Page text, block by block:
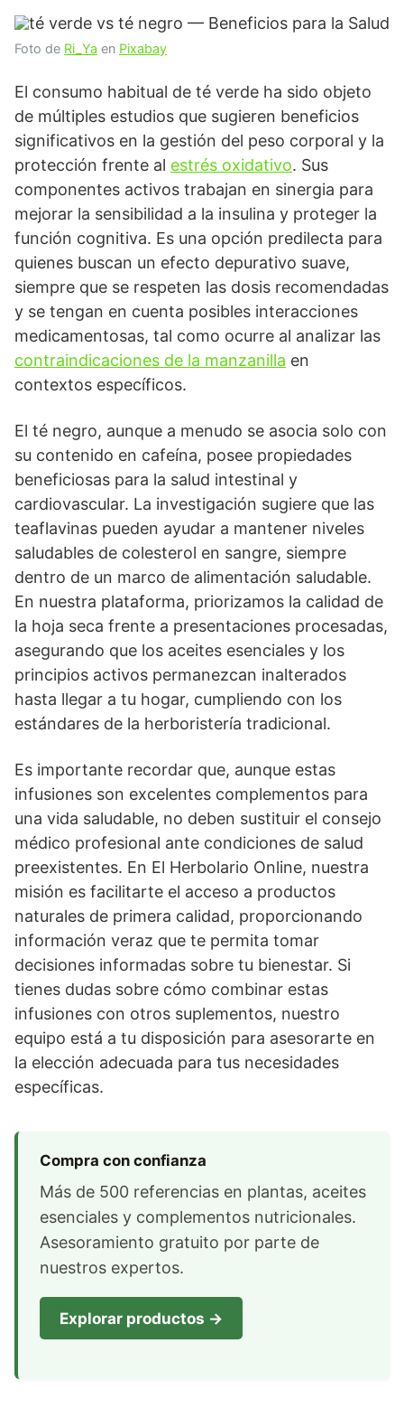
Foto de Ri_Ya en Pixabay
El consumo habitual de té verde ha sido objeto
de múltiples estudios que sugieren beneficios
significativos en la gestión del peso corporal y la
protección frente al estrés oxidativo. Sus
componentes activos trabajan en sinergia para
mejorar la sensibilidad a la insulina y proteger la
función cognitiva. Es una opción predilecta para
quienes buscan un efecto depurativo suave,
siempre que se respeten las dosis recomendadas
y se tengan en cuenta posibles interacciones
medicamentosas, tal como ocurre al analizar las
contraindicaciones de la manzanilla en
contextos específicos.
El té negro, aunque a menudo se asocia solo con
su contenido en cafeína, posee propiedades
beneficiosas para la salud intestinal y
cardiovascular. La investigación sugiere que las
teaflavinas pueden ayudar a mantener niveles
saludables de colesterol en sangre, siempre
dentro de un marco de alimentación saludable.
En nuestra plataforma, priorizamos la calidad de
la hoja seca frente a presentaciones procesadas,
asegurando que los aceites esenciales y los
principios activos permanezcan inalterados
hasta llegar a tu hogar, cumpliendo con los
estándares de la herboristería tradicional.
Es importante recordar que, aunque estas
infusiones son excelentes complementos para
una vida saludable, no deben sustituir el consejo
médico profesional ante condiciones de salud
preexistentes. En El Herbolario Online, nuestra
misión es facilitarte el acceso a productos
naturales de primera calidad, proporcionando
información veraz que te permita tomar
decisiones informadas sobre tu bienestar. Si
tienes dudas sobre cómo combinar estas
infusiones con otros suplementos, nuestro
equipo está a tu disposición para asesorarte en
la elección adecuada para tus necesidades
específicas.
Compra con confianza
Más de 500 referencias en plantas, aceites
esenciales y complementos nutricionales.
Asesoramiento gratuito por parte de
nuestros expertos.
Explorar productos →